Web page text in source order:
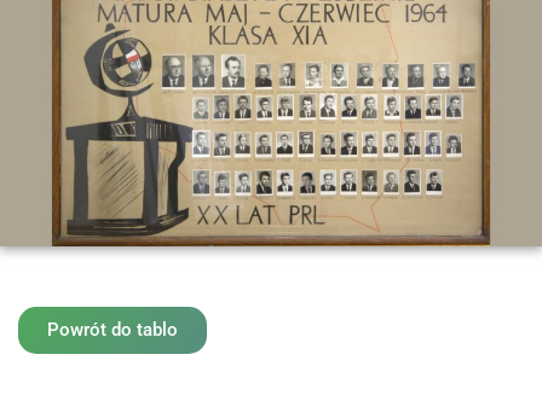
Powrót do tablo